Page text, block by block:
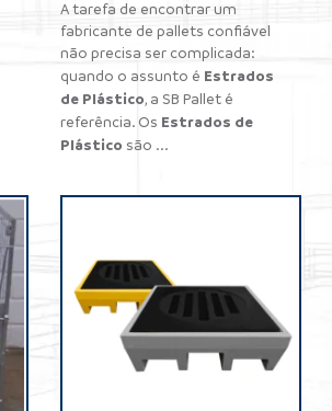
A tarefa de encontrar um
fabricante de pallets confiável
não precisa ser complicada:
quando o assunto é Estrados
de Plástico, a SB Pallet é
referência. Os Estrados de
Plástico são ...